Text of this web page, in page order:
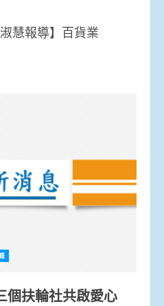
慧報導】百貨業
扶輪社共啟愛心